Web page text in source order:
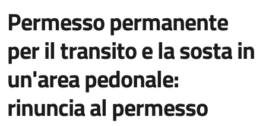
Permesso permanente
per il transito e la sosta in
un'area pedonale:
rinuncia al permesso